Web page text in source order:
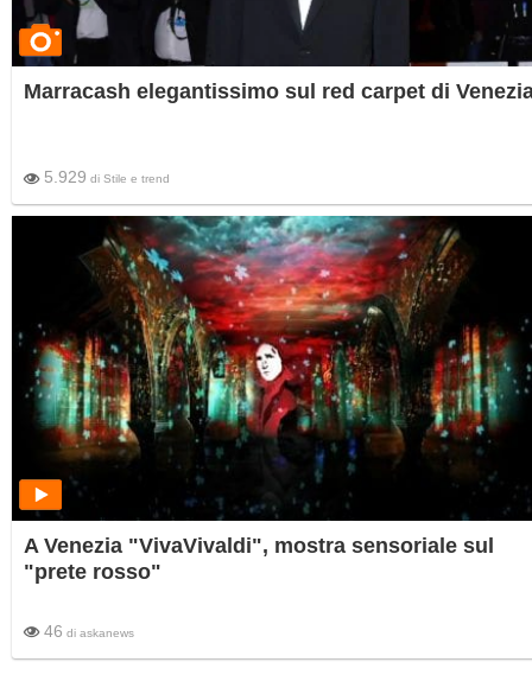
Marracash elegantissimo sul red carpet di
5.929 di Stile e trend
A Venezia "VivaVivaldi", mostra sensoriale sul
"prete rosso"
46 di askanews